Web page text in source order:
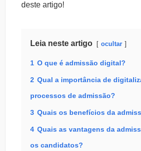
deste artigo!
Leia neste artigo ocultar
1 O que é admissão digital?
2 Qual a importância de
processos de admissão?
3 Quais os benefícios da
4 Quais as vantagens da
os candidatos?